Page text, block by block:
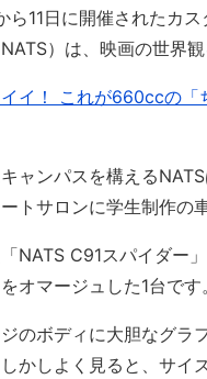
11日に開催されたカ
）は、映画の世界
イイ！ これが660ccの
ャンパスを構える
トサロンに学生制作の
NATS C91スパイダー
オマージュした1台です。
のボディに大胆なグラ
かしよく見ると、サイ